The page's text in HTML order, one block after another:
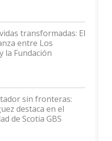
transformadas: El
entre Los
la Fundación
sin fronteras:
destaca en el
de Scotia GBS